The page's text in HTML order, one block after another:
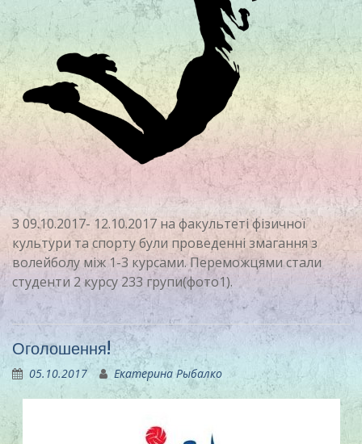
З 09.10.2017- 12.10.2017 на факультеті фізичної
культури та спорту були проведенні змагання з
волейболу між 1-3 курсами. Переможцями стали
студенти 2 курсу 233 групи(фото1).
Оголошення!
05.10.2017 Екатерина Рыбалко